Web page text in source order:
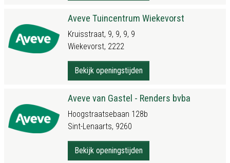
Aveve Tuincentrum Wiekevorst
Kruisstraat, 9, 9, 9, 9
Wiekevorst, 2222
Bekijk openingstijden
Aveve van Gastel - Renders bvba
Hoogstraatsebaan 128b
Sint-Lenaarts, 9260
Bekijk openingstijden